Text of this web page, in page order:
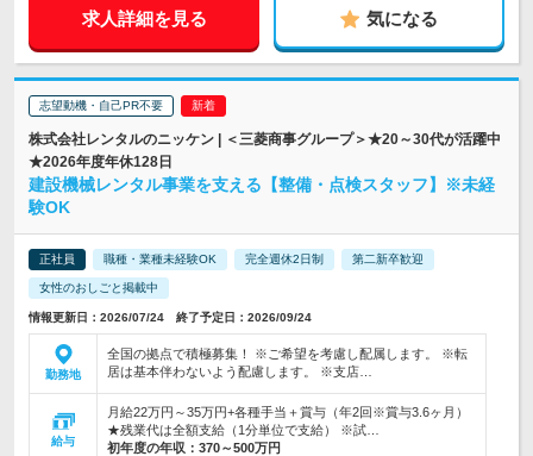
求人詳細を見る 気になる
志望動機・自己PR不要
株式会社レンタルのニッケン | ＜三菱商事グループ＞★20～30代が活躍中
★2026年度年休128日
建設機械レンタル事業を支える【整備・点検スタッフ】※未経
験OK
正社員 職種・業種未経験OK 完全週休2日制 第二新卒歓迎
女性のおしごと掲載中
情報更新日：2026/07/24 終了予定日：2026/09/24
勤務地
全国の拠点で積極募集！ ※ご希望を考慮し配属します。 ※転
居は基本伴わないよう配慮します。 ※支店…
給与
月給22万円～35万円+各種手当＋賞与（年2回※賞与3.6ヶ月）
★残業代は全額支給（1分単位で支給） ※試…
初年度の年収： 370～500万円